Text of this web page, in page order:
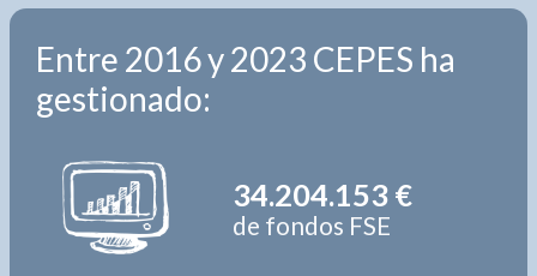
Entre 2016 y 2023 CEPES ha
gestionado:
34.204.153 €
de fondos FSE